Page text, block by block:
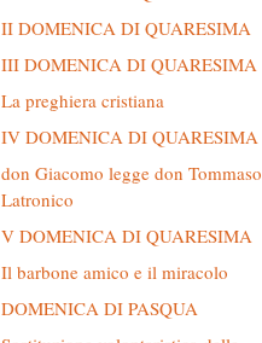
II DOMENICA DI QUARESIMA
III DOMENICA DI QUARESIMA
La preghiera cristiana
IV DOMENICA DI QUARESIMA
don Giacomo legge don Tommaso
Latronico
V DOMENICA DI QUARESIMA
Il barbone amico e il miracolo
DOMENICA DI PASQUA